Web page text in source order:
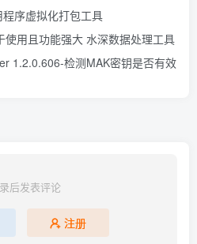
序虚拟化打包工具
用且功能强大 水深数据处理工具
1.2.0.606-检测MAK密钥是否有效
后发表评论
注册